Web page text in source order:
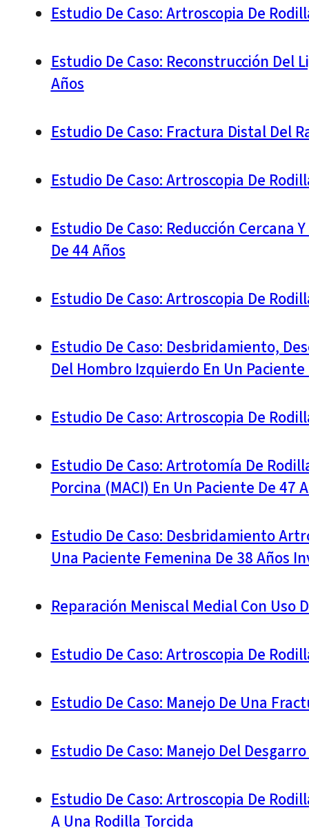
Estudio De Caso: Artroscopia De
Estudio De Caso: Reconstrucción
Años
Estudio De Caso: Fractura Distal Del
Estudio De Caso: Artroscopia De
Estudio De Caso: Reducción Cercana
De 44 Años
Estudio De Caso: Artroscopia De
Estudio De Caso: Desbridamiento,
Del Hombro Izquierdo En Un
Estudio De Caso: Artroscopia De
Estudio De Caso: Artrotomía De
Porcina (MACI) En Un Paciente De 47
Estudio De Caso: Desbridamiento
Una Paciente Femenina De 38 Años
Reparación Meniscal Medial Con
Estudio De Caso: Artroscopia De
Estudio De Caso: Manejo De Una
Estudio De Caso: Manejo Del
Estudio De Caso: Artroscopia De
A Una Rodilla Torcida